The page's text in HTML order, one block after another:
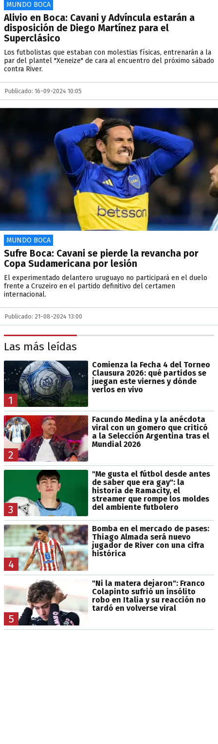
MUNDO BOCA
Alivio en Boca: Cavani y Advíncula estarán a
disposición de Diego Martínez para el
Superclásico
Los futbolistas que estaban con molestias físicas, entrenarán a la
par del plantel "Xeneize" de cara al encuentro del próximo sábado
contra River.
Publicado: 16-09-2024 10:05
MUNDO BOCA
Sufre Boca: Cavani se pierde la revancha por
Copa Sudamericana por lesión
El experimentado delantero uruguayo no participará en el duelo
frente a Cruzeiro en el partido definitivo del certamen
internacional.
Publicado: 21-08-2024 13:00
Las más leídas
1
Comienza la Fecha 4 del Torneo
Clausura 2026: qué partidos se
juegan este viernes y dónde
verlos en vivo
2
Facundo Medina y la anécdota
viral con un gomero que criticó
a la Selección Argentina tras el
Mundial 2026
3
"Me gusta el fútbol desde antes
de saber que era gay": la
historia de Ramacity, el
streamer que rompe los moldes
del ambiente futbolero
4
Bomba en el mercado de pases:
Thiago Almada será nuevo
jugador de River con una cifra
histórica
5
"Ni la matera dejaron": Franco
Colapinto sufrió un insólito
robo en Italia y su reacción no
tardó en volverse viral